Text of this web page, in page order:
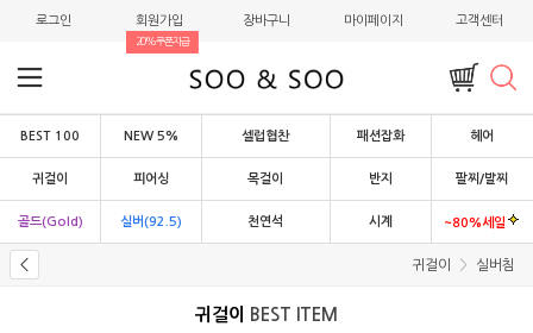
로그인 회원가입
20%쿠폰지급
장바구니 마이페이지 고객센터
BEST 100 NEW 5% 셀럽협찬 패션잡화 헤어
귀걸이 피어싱 목걸이 반지 팔찌/발찌
골드(Gold) 실버(92.5) 천연석 시계 ~80%세일
귀걸이 실버침
귀걸이 BEST ITEM